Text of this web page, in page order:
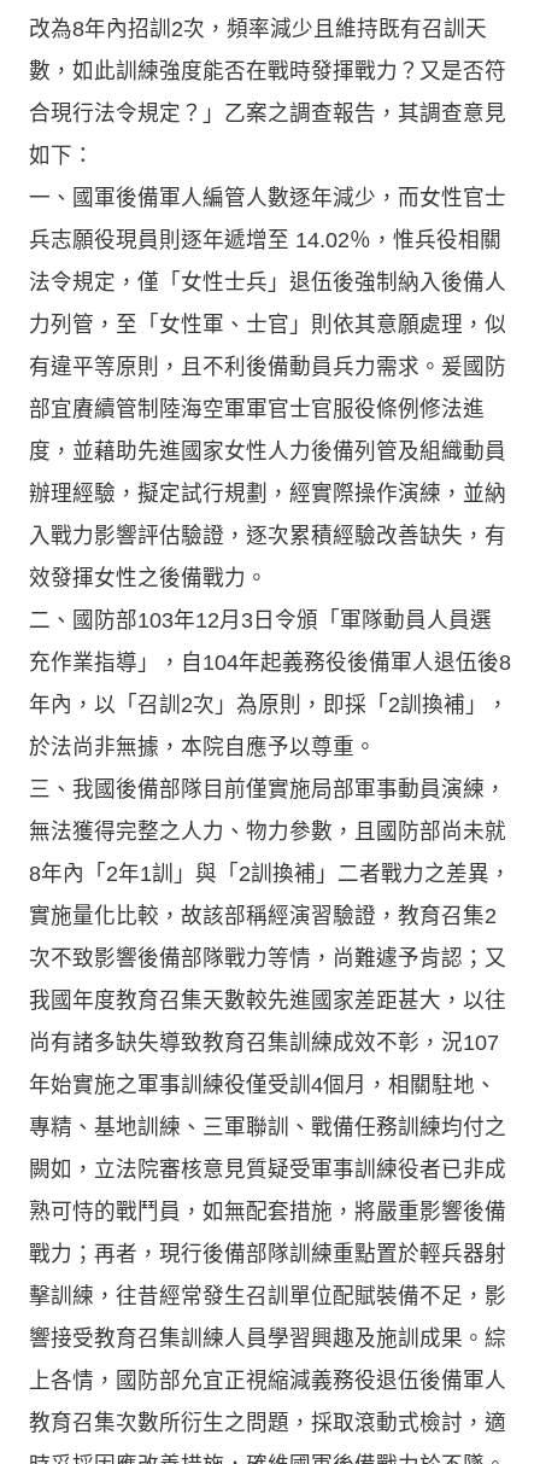
改為8年內招訓2次，頻率減少且維持既有召訓天
數，如此訓練強度能否在戰時發揮戰力？又是否符
合現行法令規定？」乙案之調查報告，其調查意見
如下：
一、國軍後備軍人編管人數逐年減少，而女性官士
兵志願役現員則逐年遞增至 14.02％，惟兵役相關
法令規定，僅「女性士兵」退伍後強制納入後備人
力列管，至「女性軍、士官」則依其意願處理，似
有違平等原則，且不利後備動員兵力需求。爰國防
部宜賡續管制陸海空軍軍官士官服役條例修法進
度，並藉助先進國家女性人力後備列管及組織動員
辦理經驗，擬定試行規劃，經實際操作演練，並納
入戰力影響評估驗證，逐次累積經驗改善缺失，有
效發揮女性之後備戰力。
二、國防部103年12月3日令頒「軍隊動員人員選
充作業指導」，自104年起義務役後備軍人退伍後8
年內，以「召訓2次」為原則，即採「2訓換補」，
於法尚非無據，本院自應予以尊重。
三、我國後備部隊目前僅實施局部軍事動員演練，
無法獲得完整之人力、物力參數，且國防部尚未就
8年內「2年1訓」與「2訓換補」二者戰力之差異，
實施量化比較，故該部稱經演習驗證，教育召集2
次不致影響後備部隊戰力等情，尚難遽予肯認；又
我國年度教育召集天數較先進國家差距甚大，以往
尚有諸多缺失導致教育召集訓練成效不彰，況107
年始實施之軍事訓練役僅受訓4個月，相關駐地、
專精、基地訓練、三軍聯訓、戰備任務訓練均付之
闕如，立法院審核意見質疑受軍事訓練役者已非成
熟可恃的戰鬥員，如無配套措施，將嚴重影響後備
戰力；再者，現行後備部隊訓練重點置於輕兵器射
擊訓練，往昔經常發生召訓單位配賦裝備不足，影
響接受教育召集訓練人員學習興趣及施訓成果。綜
上各情，國防部允宜正視縮減義務役退伍後備軍人
教育召集次數所衍生之問題，採取滾動式檢討，適